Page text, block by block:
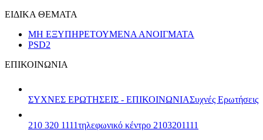
ΕΙΔΙΚΑ ΘΕΜΑΤΑ
ΜΗ ΕΞΥΠΗΡΕΤΟΥΜΕΝΑ ΑΝΟΙΓΜΑΤΑ
PSD2
ΕΠΙΚΟΙΝΩΝΙΑ
ΣΥΧΝΕΣ ΕΡΩΤΗΣΕΙΣ - ΕΠΙΚΟΙΝΩΝΙΑΣυχνές Ερωτήσεις
210 320 1111τηλεφωνικό κέντρο 2103201111